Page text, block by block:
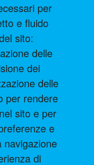
per
e fluido
sito:
delle
dei
delle
per rendere
sito e per
e
navigazione
di